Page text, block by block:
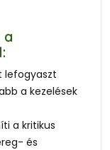
a
lefogyaszt
a kezelések
a kritikus
és